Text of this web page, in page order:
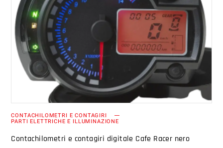
AGGIUNGI AL CARRELLO
CONTACHILOMETRI E CONTAGIRI
PARTI ELETTRICHE E ILLUMINAZIONE
Contachilometri e contagiri digitale Cafe Racer nero